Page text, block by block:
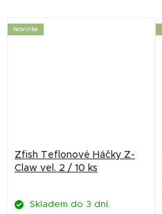
Novinka
Zfish Teflonové Háčky Z-
Claw vel. 2 / 10 ks
Skladem do 3 dní.